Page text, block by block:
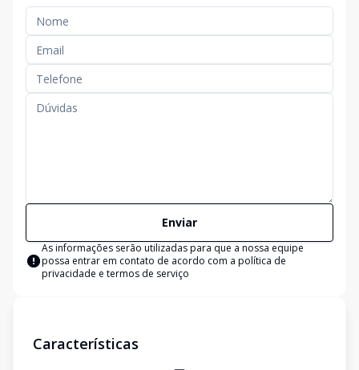
Enviar
As informações serão utilizadas para que a nossa equipe
possa entrar em contato de acordo com a política de
privacidade e termos de serviço
Características